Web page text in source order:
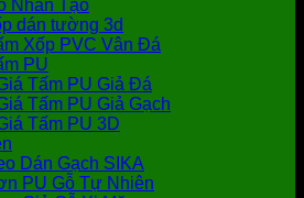
Nhân Tạo
dán tường 3d
Xốp PVC Vân Đá
PU
Tấm PU Giả Đá
Tấm PU Giả Gạch
Tấm PU 3D
Dán Gạch SIKA
PU Gỗ Tự Nhiên